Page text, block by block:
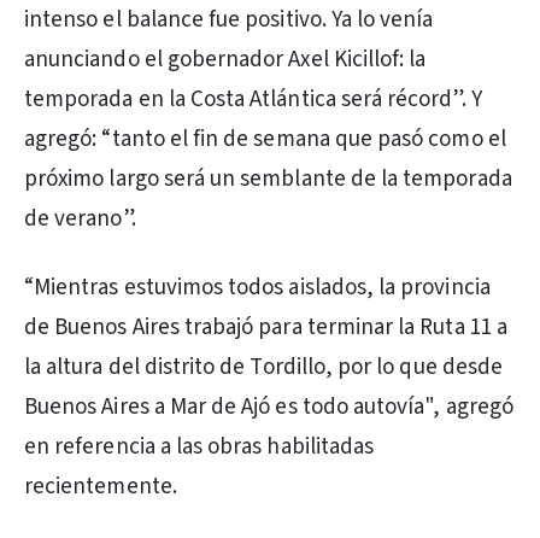
intenso el balance fue positivo. Ya lo venía
anunciando el gobernador Axel Kicillof: la
temporada en la Costa Atlántica será récord”. Y
agregó: “tanto el fin de semana que pasó como el
próximo largo será un semblante de la temporada
de verano”.
“Mientras estuvimos todos aislados, la provincia
de Buenos Aires trabajó para terminar la Ruta 11 a
la altura del distrito de Tordillo, por lo que desde
Buenos Aires a Mar de Ajó es todo autovía", agregó
en referencia a las obras habilitadas
recientemente.